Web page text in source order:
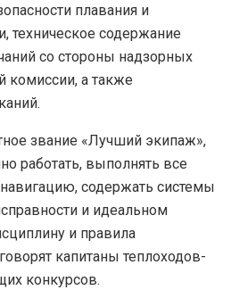
плавания и
техническое содержание
со стороны надзорных
комиссии, а также
звание «Лучший экипаж»,
работать, выполнять все
содержать системы
и идеальном
и правила
капитаны теплоходов-
конкурсов.